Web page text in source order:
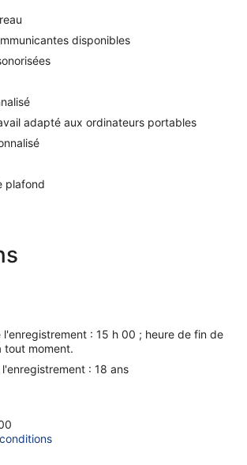
disponibles
adapté aux ordinateurs portables
plafond
: 15 h 00 ; heure de fin de
tout moment.
: 18 ans